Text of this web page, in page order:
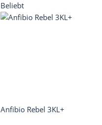
Beliebt
Anfibio Rebel 3KL+